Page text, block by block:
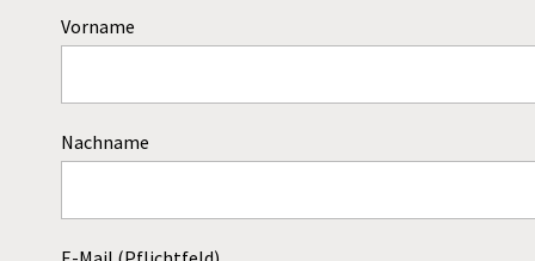
Vorname
Nachname